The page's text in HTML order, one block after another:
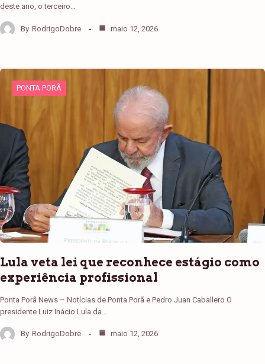
deste ano, o terceiro…
By RodrigoDobre maio 12, 2026
PONTA PORÃ
Lula veta lei que reconhece estágio como
experiência profissional
Ponta Porã News – Notícias de Ponta Porã e Pedro Juan Caballero O
presidente Luiz Inácio Lula da…
By RodrigoDobre maio 12, 2026